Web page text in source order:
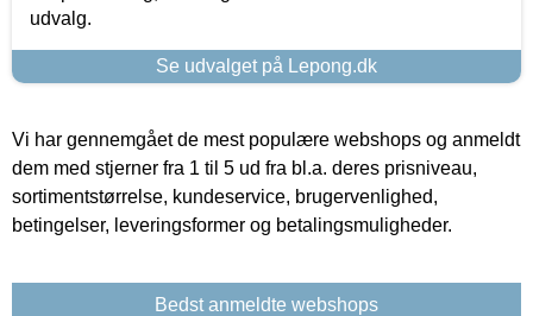
udvalg.
Se udvalget på Lepong.dk
Vi har gennemgået de mest populære webshops og anmeldt
dem med stjerner fra 1 til 5 ud fra bl.a. deres prisniveau,
sortimentstørrelse, kundeservice, brugervenlighed,
betingelser, leveringsformer og betalingsmuligheder.
Bedst anmeldte webshops